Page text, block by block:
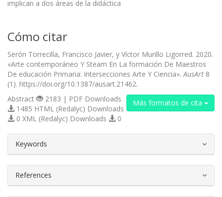
implican a dos áreas de la didáctica
Cómo citar
Serón Torrecilla, Francisco Javier, y Víctor Murillo Ligorred. 2020.
«Arte contemporáneo Y Steam En La formación De Maestros
De educación Primaria: Intersecciones Arte Y Ciencia».AusArt 8
(1). https://doi.org/10.1387/ausart.21462.
Más formatos de cita
Abstract
2183 | PDF Downloads
1485 HTML (Redalyc) Downloads
0 XML (Redalyc) Downloads
0
Keywords
References